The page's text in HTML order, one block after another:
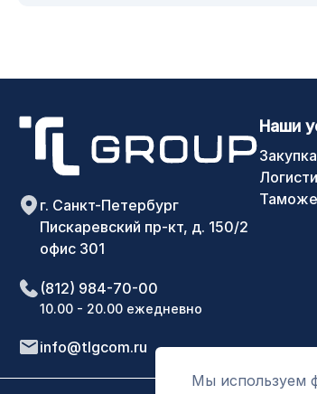
Мы используем
г. Санкт-Петербург
Пискаревский пр-кт, д. 150/2
офис 301
(812) 984-70-00
10.00 - 20.00 ежедневно
info@tlgcom.ru
Наши